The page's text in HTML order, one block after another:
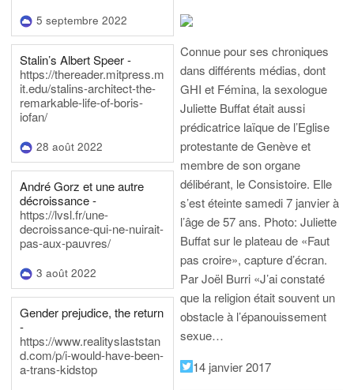
5 septembre 2022
Stalin’s Albert Speer -
https://thereader.mitpress.m
it.edu/stalins-architect-the-
remarkable-life-of-boris-
iofan/
28 août 2022
André Gorz et une autre
décroissance -
https://lvsl.fr/une-
decroissance-qui-ne-nuirait-
pas-aux-pauvres/
3 août 2022
Gender prejudice, the return
-
https://www.realityslaststan
d.com/p/i-would-have-been-
a-trans-kidstop
Connue pour ses chroniques
dans différents médias, dont
GHI et Fémina, la sexologue
Juliette Buffat était aussi
prédicatrice laïque de l’Eglise
protestante de Genève et
membre de son organe
délibérant, le Consistoire. Elle
s’est éteinte samedi 7 janvier à
l’âge de 57 ans. Photo: Juliette
Buffat sur le plateau de «Faut
pas croire», capture d’écran.
Par Joël Burri «J’ai constaté
que la religion était souvent un
obstacle à l’épanouissement
sexue…
14 janvier 2017